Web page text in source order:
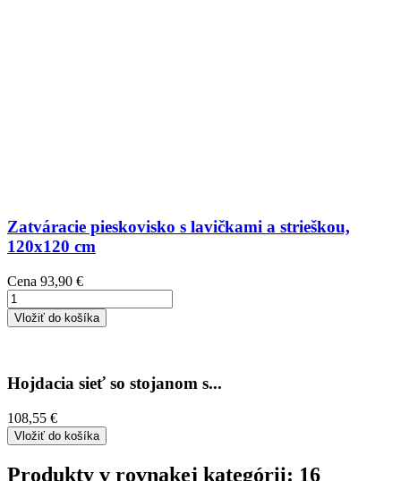
Zatváracie pieskovisko s lavičkami a strieškou,
120x120 cm
Cena 93,90 €
Vložiť do košíka
Hojdacia sieť so stojanom s...
108,55 €
Vložiť do košíka
Produkty v rovnakej kategórii: 16